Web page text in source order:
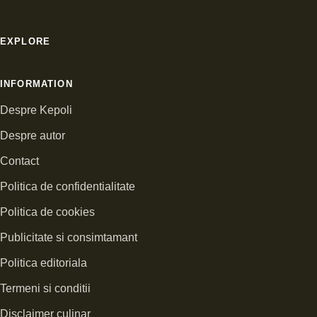
EXPLORE
INFORMATION
Despre Kepoli
Despre autor
Contact
Politica de confidentialitate
Politica de cookies
Publicitate si consimtamant
Politica editoriala
Termeni si conditii
Disclaimer culinar